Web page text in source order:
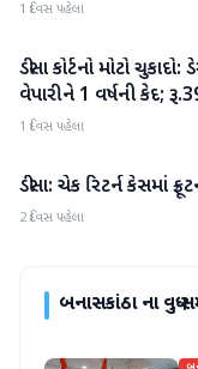
1 દિવસ પહેલા
બનાસકાંઠા
ડીસા કોર્ટનો મોટો
વેપારીને 1 વર્ષની કેદ;
1 દિવસ પહેલા
બનાસકાંઠા
ડીસા: ચેક રિટર્ન કેસમાં
2 દિવસ પહેલા
બનાસકાંઠાના વધુ